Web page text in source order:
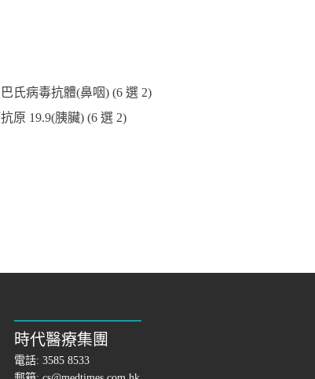
氏病毒抗體(鼻咽) (6 選 2)
原 19.9(胰臟) (6 選 2)
時代醫療集團
電話: 3585 8533